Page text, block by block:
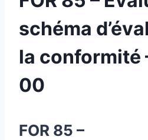
schéma
la conformité
00
FOR 85 –